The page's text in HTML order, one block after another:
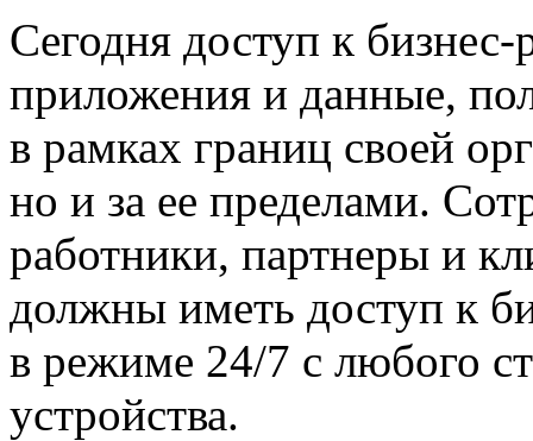
Сегодня доступ к бизнес-
приложения и данные,
в рамках границ своей
но и за ее пределами.
работники, партнеры и
должны иметь доступ к
в режиме 24/7 с любого
устройства.